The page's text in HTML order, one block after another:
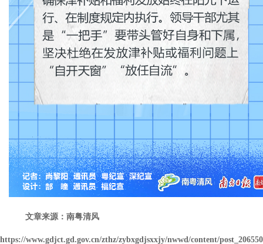
文章来源：南粤清风
https://www.gdjct.gd.gov.cn/zthz/zybxgdjsxxjy/nwwd/content/